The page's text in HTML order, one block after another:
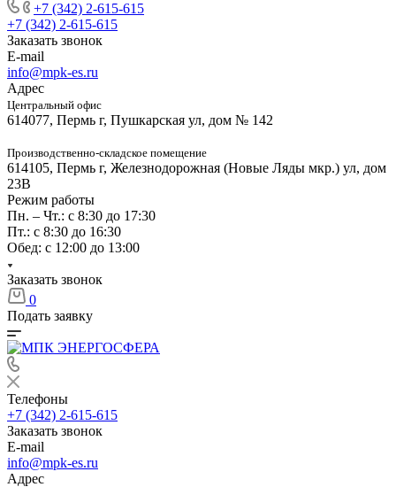
+7 (342) 2-615-615
+7 (342) 2-615-615
Заказать звонок
E-mail
info@mpk-es.ru
Адрес
Центральный офис
614077, Пермь г, Пушкарская ул, дом № 142
Производственно-складское помещение
614105, Пермь г, Железнодорожная (Новые Ляды мкр.) ул, дом
23В
Режим работы
Пн. – Чт.: с 8:30 до 17:30
Пт.: с 8:30 до 16:30
Обед: с 12:00 до 13:00
Заказать звонок
0
Подать заявку
Телефоны
+7 (342) 2-615-615
Заказать звонок
E-mail
info@mpk-es.ru
Адрес